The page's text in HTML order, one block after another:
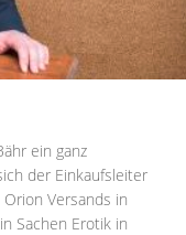
ein ganz
der Einkaufsleiter
Versands in
Sachen Erotik in